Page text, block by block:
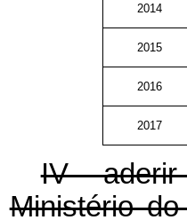
2014
2015
2016
2017
IV - aderir
Ministério